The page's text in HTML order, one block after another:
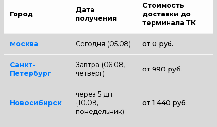
Город
Дата
получения
Стоимость
доставки до
терминала ТК
Москва Сегодня (05.08) от 0 руб.
Санкт-
Петербург
Завтра (06.08,
четверг)
от 990 руб.
Новосибирск
через 5 дн.
(10.08,
понедельник)
от 1 440 руб.